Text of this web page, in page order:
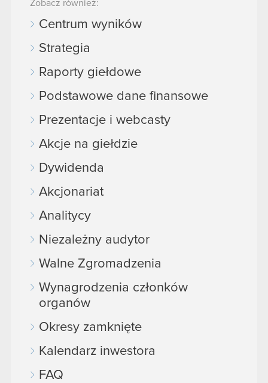
Zobacz również:
Centrum wyników
Strategia
Raporty giełdowe
Podstawowe dane finansowe
Prezentacje i webcasty
Akcje na giełdzie
Dywidenda
Akcjonariat
Analitycy
Niezależny audytor
Walne Zgromadzenia
Wynagrodzenia członków
organów
Okresy zamknięte
Kalendarz inwestora
FAQ